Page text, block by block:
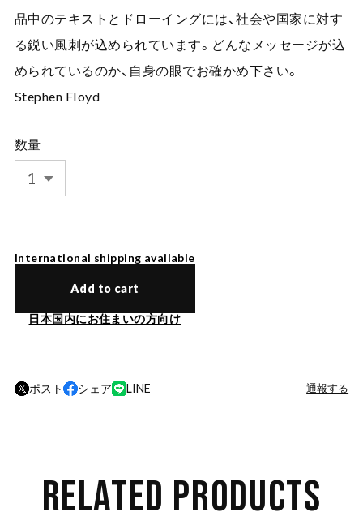
品中のテキストとドローイングには、社会や国家に対す
る鋭い風刺が込められています。どんなメッセージが込
められているのか、自身の眼でお確かめ下さい。
Stephen Floyd
数量
International shipping available
Add to cart
日本国内にお住まいの方向け
ポスト シェア LINE 通報する
RELATED PRODUCTS